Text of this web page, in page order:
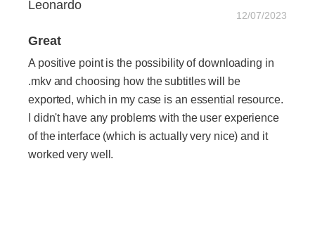
Leonardo
12/07/2023
Great
A positive point is the possibility of downloading in
.mkv and choosing how the subtitles will be
exported, which in my case is an essential resource.
I didn't have any problems with the user experience
of the interface (which is actually very nice) and it
worked very well.